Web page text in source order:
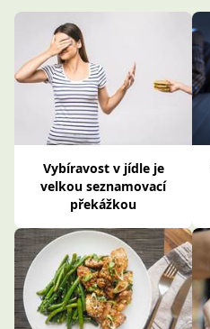
Vybíravost v jídle je
velkou seznamovací
překážkou